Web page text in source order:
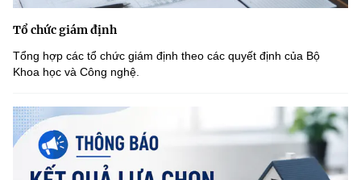
Tổ chức giám định
Tổng hợp các tổ chức giám định theo các quyết định của Bộ
Khoa học và Công nghệ.